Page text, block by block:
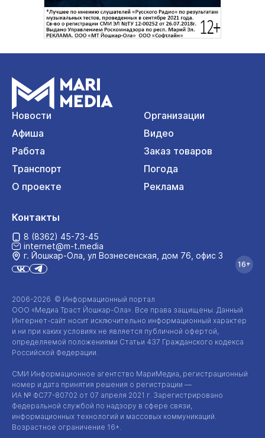
Новости
Организации
Афиша
Видео
Работа
Заказ товаров
Транспорт
Погода
О проекте
Реклама
2006-2026 © Информационный портал
ООО «Медиа Траст Йошкар-Ола». Все права защищены. Данный
Интернет-сайт носит исключительно информационный характер
и ни при каких условиях не является публичной офертой,
определяемой положениями Статьи 437 Гражданского кодекса
Российской Федерации.
СМИ Информационное агентство МариМедиа, регистрационный
номер и дата принятия решения о регистрации —
ИА № ФС77-80702 от 07 апреля 2021 г. Зарегистрировано
Федеральной службой по надзору в сфере связи,
информационных технологий и массовых коммуникаций.
Возрастное ограничение 16+.
Контакты
8 (8362) 45-73-45
internet@m-t.media
г. Йошкар‑Ола, ул Вознесенская, дом 76, офис 3
16+